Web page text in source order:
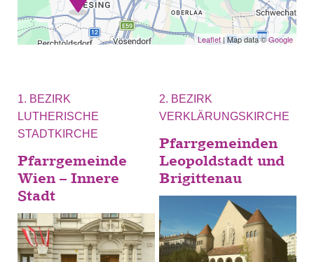
Leaflet| Map data ©Google
1. BEZIRK
LUTHERISCHE
STADTKIRCHE
Pfarrgemeinde
Wien – Innere
Stadt
2. BEZIRK
VERKLÄRUNGSKIRCHE
Pfarrgemeinden
Leopoldstadt und
Brigittenau